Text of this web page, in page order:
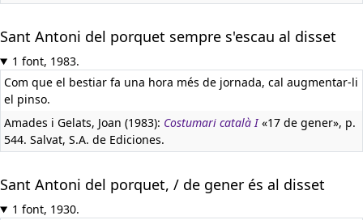
Sant Antoni del porquet sempre s'escau al disset
1 font, 1983.
Com que el bestiar fa una hora més de jornada, cal augmentar-li
el pinso.
Amades i Gelats, Joan (1983): Costumari català I«17 de gener», p.
544. Salvat, S.A. de Ediciones.
Sant Antoni del porquet, / de gener és al disset
1 font, 1930.